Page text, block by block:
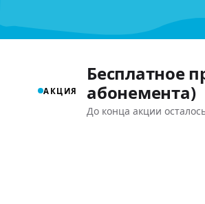
АКЦИЯ
Бесплатное
абонемента)
До конца акции